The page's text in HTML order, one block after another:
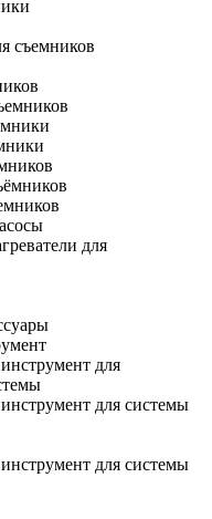
съемников
для
для
для системы
для системы